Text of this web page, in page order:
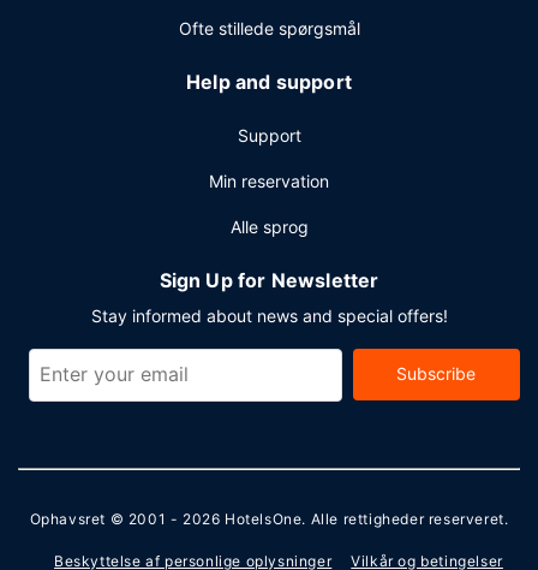
Ofte stillede spørgsmål
Help and support
Support
Min reservation
Alle sprog
Sign Up for Newsletter
Stay informed about news and special offers!
Subscribe
Ophavsret © 2001 - 2026 HotelsOne. Alle rettigheder reserveret.
Beskyttelse af personlige oplysninger Vilkår og betingelser